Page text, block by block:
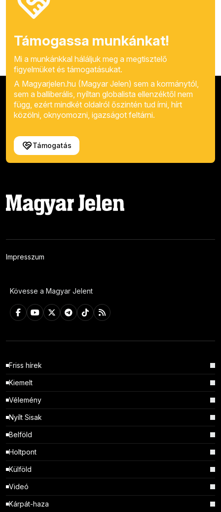
Támogassa munkánkat!
Mi a munkánkkal háláljuk meg a megtisztelő
figyelmüket és támogatásukat.
A Magyarjelen.hu (Magyar Jelen) sem a kormánytól,
sem a balliberális, nyíltan globalista ellenzéktől nem
függ, ezért mindkét oldalról őszintén tud írni, hírt
közölni, oknyomozni, igazságot feltárni.
Támogatás
Impresszum
Kövesse a Magyar Jelent
Friss hírek
Kiemelt
Vélemény
Nyílt Sisak
Belföld
Holtpont
Külföld
Videó
Kárpát-haza